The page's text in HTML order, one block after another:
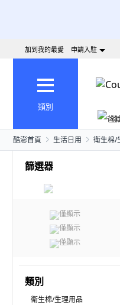
加到我的最愛 申請入駐
類別
爸
酷澎首頁 生活日用 衛生棉/
篩選器
僅顯示
僅顯示
僅顯示
類別
衛生棉/生理用品